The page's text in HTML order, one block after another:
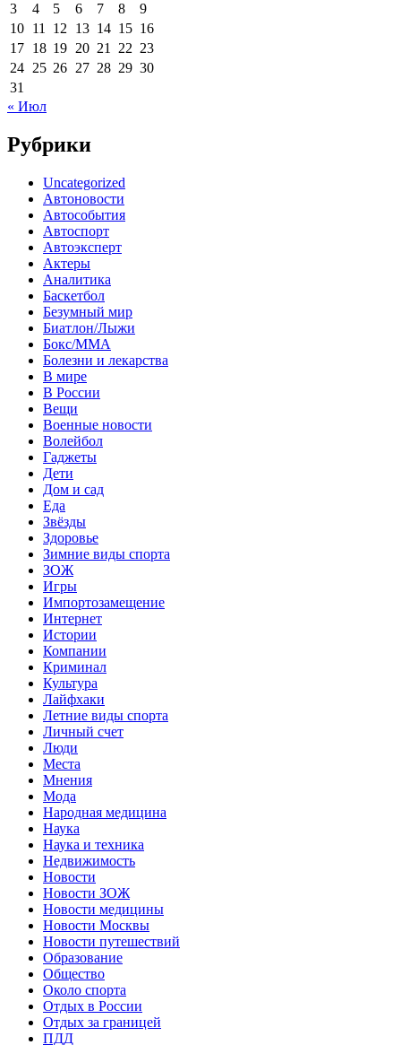
3
4 5 6 7 8
9
10 11 12 13 14 15 16
17 18 19 20 21 22 23
24 25 26 27 28 29 30
31
« Июл
Рубрики
Uncategorized
Автоновости
Автособытия
Автоспорт
Автоэксперт
Актеры
Аналитика
Баскетбол
Безумный мир
Биатлон/Лыжи
Бокс/MMA
Болезни и лекарства
В мире
В России
Вещи
Военные новости
Волейбол
Гаджеты
Дети
Дом и сад
Еда
Звёзды
Здоровье
Зимние виды спорта
ЗОЖ
Игры
Импортозамещение
Интернет
Истории
Компании
Криминал
Культура
Лайфхаки
Летние виды спорта
Личный счет
Люди
Места
Мнения
Мода
Народная медицина
Наука
Наука и техника
Недвижимость
Новости
Новости ЗОЖ
Новости медицины
Новости Москвы
Новости путешествий
Образование
Общество
Около спорта
Отдых в России
Отдых за границей
ПДД